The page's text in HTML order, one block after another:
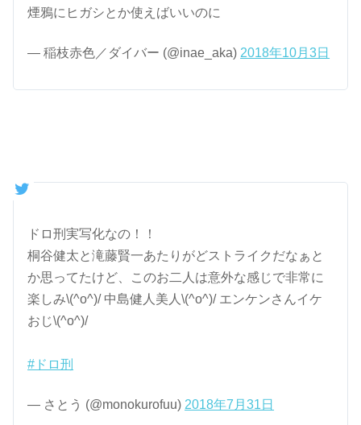
煙鴉にヒガシとか使えばいいのに
— 稲枝赤色／ダイバー (@inae_aka) 2018年10月3日
ドロ刑実写化なの！！
桐谷健太と滝藤賢一あたりがどストライクだなぁと
か思ってたけど、このお二人は意外な感じで非常に
楽しみ\(^o^)/ 中島健人美人\(^o^)/ エンケンさんイケ
おじ\(^o^)/
#ドロ刑
— さとう (@monokurofuu) 2018年7月31日